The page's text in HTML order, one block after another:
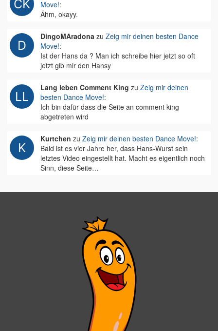
Move!:
Ähm, okayy.
DingoMAradona zu Zeig mir deinen besten Dance
Move!:
Ist der Hans da ? Man ich schreibe hier jetzt so oft
jetzt gib mir den Hansy
Lang leben Comment King zu Zeig mir deinen
besten Dance Move!:
Ich bin dafür dass die Seite an comment king
abgetreten wird
Kurtchen zu Zeig mir deinen besten Dance Move!:
Bald ist es vier Jahre her, dass Hans-Wurst sein
letztes Video eingestellt hat. Macht es eigentlich noch
Sinn, diese Seite…